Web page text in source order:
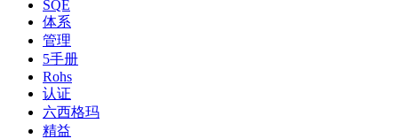
SQE
体系
管理
5手册
Rohs
认证
六西格玛
精益